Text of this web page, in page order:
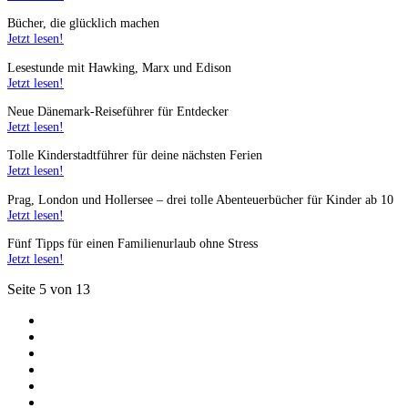
Bücher, die glücklich machen
Jetzt lesen!
Lesestunde mit Hawking, Marx und Edison
Jetzt lesen!
Neue Dänemark-Reiseführer für Entdecker
Jetzt lesen!
Tolle Kinderstadtführer für deine nächsten Ferien
Jetzt lesen!
Prag, London und Hollersee – drei tolle Abenteuerbücher für Kinder ab 10
Jetzt lesen!
Fünf Tipps für einen Familienurlaub ohne Stress
Jetzt lesen!
Seite 5 von 13